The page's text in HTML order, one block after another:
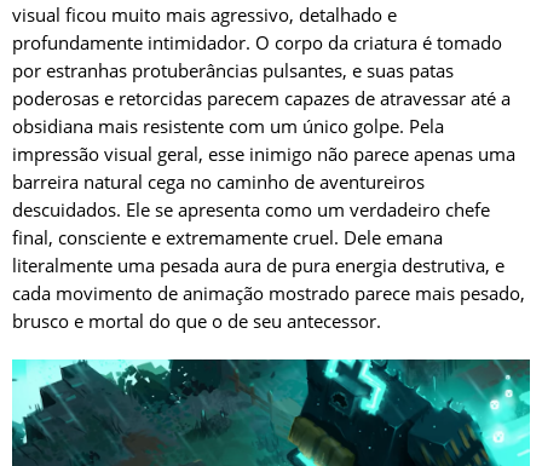
visual ficou muito mais agressivo, detalhado e
profundamente intimidador. O corpo da criatura é tomado
por estranhas protuberâncias pulsantes, e suas patas
poderosas e retorcidas parecem capazes de atravessar até a
obsidiana mais resistente com um único golpe. Pela
impressão visual geral, esse inimigo não parece apenas uma
barreira natural cega no caminho de aventureiros
descuidados. Ele se apresenta como um verdadeiro chefe
final, consciente e extremamente cruel. Dele emana
literalmente uma pesada aura de pura energia destrutiva, e
cada movimento de animação mostrado parece mais pesado,
brusco e mortal do que o de seu antecessor.